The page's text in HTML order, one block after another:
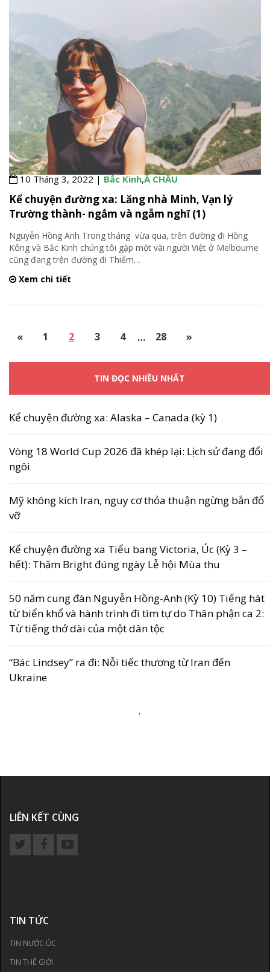
10 Tháng 3, 2022 |Bắc Kinh,Á CHÂU
Kể chuyện đường xa: Lăng nhà Minh, Vạn lý
Trường thành- ngắm và ngẫm nghĩ (1)
Nguyễn Hồng Anh Trong tháng vừa qua, trên đường đi Hồng
Kông và Bắc Kinh chúng tôi gặp một vài người Việt ở Melbourne
cũng đang trên đường đi Thiểm…
Xem chi tiết
« 1 2 3 4 … 28 »
TIN ĐỌC NHIỀU NHẤT
Kể chuyện đường xa: Alaska – Canada (kỳ 1)
Vòng 18 World Cup 2026 đã khép lại: Lịch sử đang đổi
ngôi
Mỹ không kích Iran, nguy cơ thỏa thuận ngừng bắn đổ
vỡ
Kể chuyện đường xa Tiểu bang Victoria, Úc (Kỳ 3 –
hết): Thăm Bright đúng ngày Lễ hội Mùa thu
50 năm cung đàn Nguyễn Hồng-Anh (Kỳ 10) Tiếng hát
từ biển khổ và hành trình đi tìm tự do Thân phận ca 2:
Từ tiếng thở dài của một dân tộc
“Bác Lindsey” ra đi: Nỗi tiếc thương từ Iran đến
Ukraine
.
LIÊN KẾT CÙNG
TIN TỨC
TIN NƯỚC ÚC
TIN THẾ GIỚI